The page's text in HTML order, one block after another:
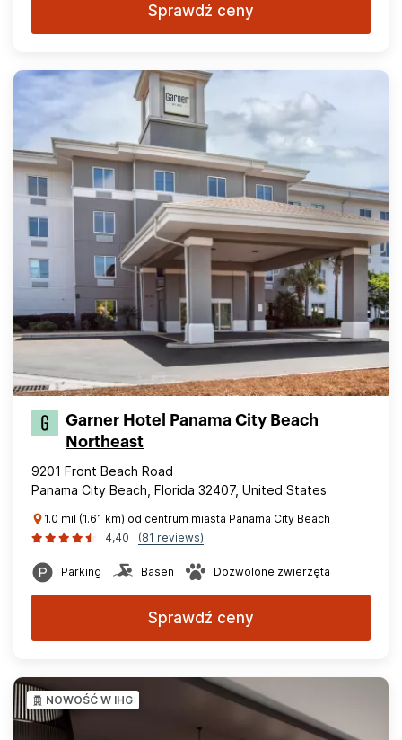
Sprawdź ceny
Garner Hotel Panama City Beach
Northeast
9201 Front Beach Road
Panama City Beach, Florida 32407, United States
1.0 mil (1.61 km) od centrum miasta Panama City Beach
4,40
(81 reviews)
Parking Basen Dozwolone zwierzęta
Sprawdź ceny
NOWOŚĆ W IHG